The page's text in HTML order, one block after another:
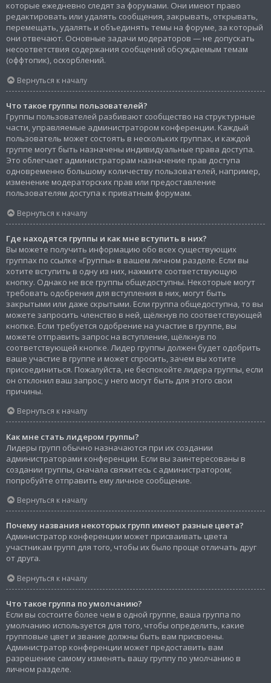
которые ежедневно следят за форумами. Они имеют право
редактировать или удалять сообщения, закрывать, открывать,
перемещать, удалять и объединять темы на форуме, за который
они отвечают. Основные задачи модераторов — не допускать
несоответствия содержания сообщений обсуждаемым темам
(оффтопик), оскорблений.
Вернуться к началу
Что такое группы пользователей?
Группы пользователей разбивают сообщество на структурные
части, управляемые администратором конференции. Каждый
пользователь может состоять в нескольких группах, и каждой
группе могут быть назначены индивидуальные права доступа.
Это облегчает администраторам назначение прав доступа
одновременно большому количеству пользователей, например,
изменение модераторских прав или предоставление
пользователям доступа к приватным форумам.
Вернуться к началу
Где находятся группы и как мне вступить в них?
Вы можете получить информацию обо всех существующих
группах по ссылке «Группы» в вашем личном разделе. Если вы
хотите вступить в одну из них, нажмите соответствующую
кнопку. Однако не все группы общедоступны. Некоторые могут
требовать одобрения для вступления в них, могут быть
закрытыми или даже скрытыми. Если группа общедоступна, то вы
можете запросить членство в ней, щёлкнув по соответствующей
кнопке. Если требуется одобрение на участие в группе, вы
можете отправить запрос на вступление, щёлкнув по
соответствующей кнопке. Лидер группы должен будет одобрить
ваше участие в группе и может спросить, зачем вы хотите
присоединиться. Пожалуйста, не беспокойте лидера группы, если
он отклонил ваш запрос; у него могут быть для этого свои
причины.
Вернуться к началу
Как мне стать лидером группы?
Лидеры групп обычно назначаются при их создании
администраторами конференции. Если вы заинтересованы в
создании группы, сначала свяжитесь с администратором;
попробуйте отправить ему личное сообщение.
Вернуться к началу
Почему названия некоторых групп имеют разные цвета?
Администратор конференции может присваивать цвета
участникам групп для того, чтобы их было проще отличать друг
от друга.
Вернуться к началу
Что такое группа по умолчанию?
Если вы состоите более чем в одной группе, ваша группа по
умолчанию используется для того, чтобы определить, какие
групповые цвет и звание должны быть вам присвоены.
Администратор конференции может предоставить вам
разрешение самому изменять вашу группу по умолчанию в
личном разделе.